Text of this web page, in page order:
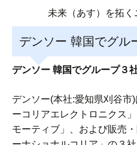
未来（あす）を拓
デンソー 韓国でグル
デンソー 韓国でグループ３
デンソー(本社:愛知県刈谷市
ーコリアエレクトロニクス
モーティブ」、および販売